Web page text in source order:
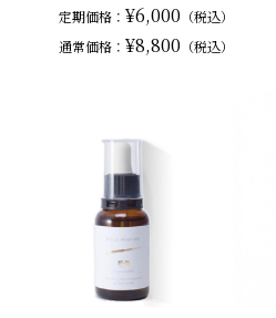
定期価格：¥6,000 （税込）
通常価格：¥8,800 （税込）